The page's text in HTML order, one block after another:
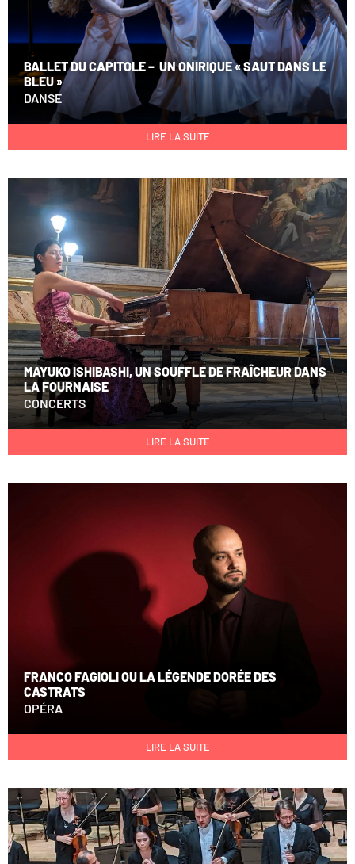
BALLET DU CAPITOLE – UN ONIRIQUE « SAUT DANS LE
BLEU »
DANSE
LIRE LA SUITE
MAYUKO ISHIBASHI, UN SOUFFLE DE FRAÎCHEUR DANS
LA FOURNAISE
CONCERTS
LIRE LA SUITE
FRANCO FAGIOLI OU LA LÉGENDE DORÉE DES
CASTRATS
OPÉRA
LIRE LA SUITE